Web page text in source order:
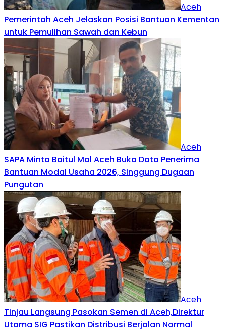
Aceh
Pemerintah Aceh Jelaskan Posisi Bantuan Kementan
untuk Pemulihan Sawah dan Kebun
Aceh
SAPA Minta Baitul Mal Aceh Buka Data Penerima
Bantuan Modal Usaha 2026, Singgung Dugaan
Pungutan
Aceh
Tinjau Langsung Pasokan Semen di Aceh,Direktur
Utama SIG Pastikan Distribusi Berjalan Normal